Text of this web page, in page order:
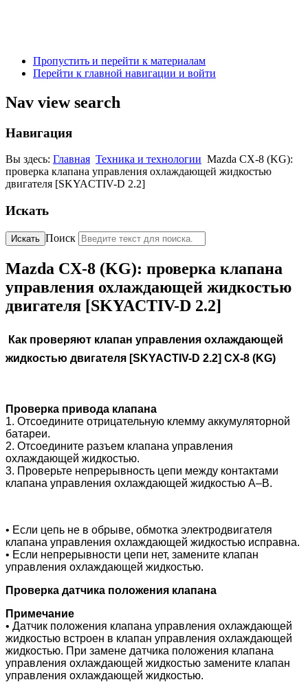
Пропустить и перейти к материалам
Перейти к главной навигации и войти
Nav view search
Навигация
Вы здесь: Главная Техника и технологии Mazda CX-8 (KG):
проверка клапана управления охлаждающей жидкостью
двигателя [SKYACTIV-D 2.2]
Искать
Искать Поиск
Mazda CX-8 (KG): проверка клапана
управления охлаждающей жидкостью
двигателя [SKYACTIV-D 2.2]
Как проверяют клапан управления охлаждающей
жидкостью двигателя [SKYACTIV-D 2.2] CX-8 (KG)
Проверка привода клапана
1. Отсоедините отрицательную клемму аккумуляторной
батареи.
2. Отсоедините разъем клапана управления
охлаждающей жидкостью.
3. Проверьте непрерывность цепи между контактами
клапана управления охлаждающей жидкостью А–B.
• Если цепь не в обрыве, обмотка электродвигателя
клапана управления охлаждающей жидкостью исправна.
• Если непрерывности цепи нет, замените клапан
управления охлаждающей жидкостью.
Проверка датчика положения клапана
Примечание
• Датчик положения клапана управления охлаждающей
жидкостью встроен в клапан управления охлаждающей
жидкостью. При замене датчика положения клапана
управления охлаждающей жидкостью замените клапан
управления охлаждающей жидкостью.